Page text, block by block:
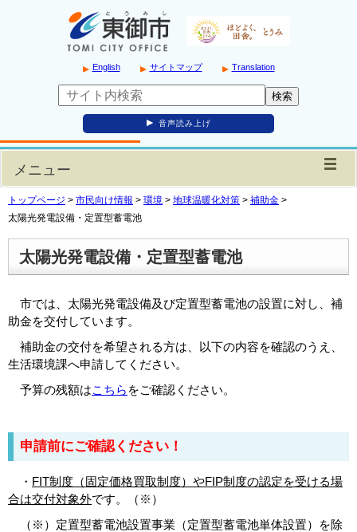
English サイトマップ Translation
音声読み上げ
メニュー
トップページ > 市民向け情報 > 環境 > 地球温暖化対策 > 補助金 >
太陽光発電設備・定置型蓄電池
太陽光発電設備・定置型蓄電池
市では、太陽光発電設備及び定置型蓄電池の設置に対し、補
助金を交付しています。
補助金の交付を希望される方は、以下の内容を確認のうえ、
生活環境課へ申請してください。
予算の残額はこちら をご確認ください。
申請前にご確認ください！
・ FIT制度（固定価格買取制度）やFIP制度の認定を受ける場
合は交付対象外です。（※）
（※）定置型蓄電池設置事業（定置型蓄電池単体設置）を除